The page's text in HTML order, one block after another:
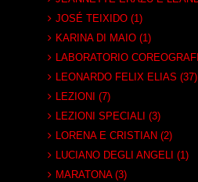
JOSÉ TEIXIDO (1)
KARINA DI MAIO (1)
LABORATORIO
LEONARDO FELIX ELIAS (37)
LEZIONI (7)
LEZIONI SPECIALI (3)
LORENA E CRISTIAN (2)
LUCIANO DEGLI ANGELI (1)
MARATONA (3)